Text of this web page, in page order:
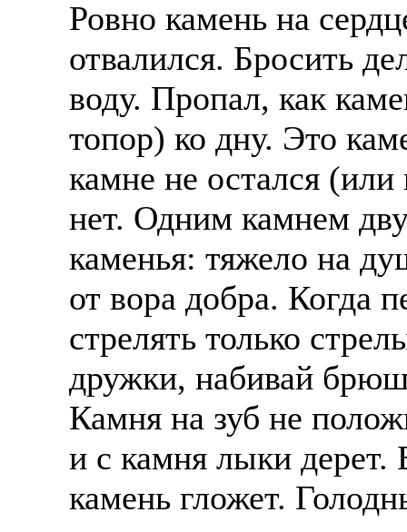
Ровно камень на
отвалился. Бросить
воду. Пропал, как
топор) ко дну. Это
камне не остался
нет. Одним камнем
каменья: тяжело на
от вора добра. Когда
стрелять только
дружки, набивай
Камня на зуб не
и с камня лыки дерет.
камень гложет.